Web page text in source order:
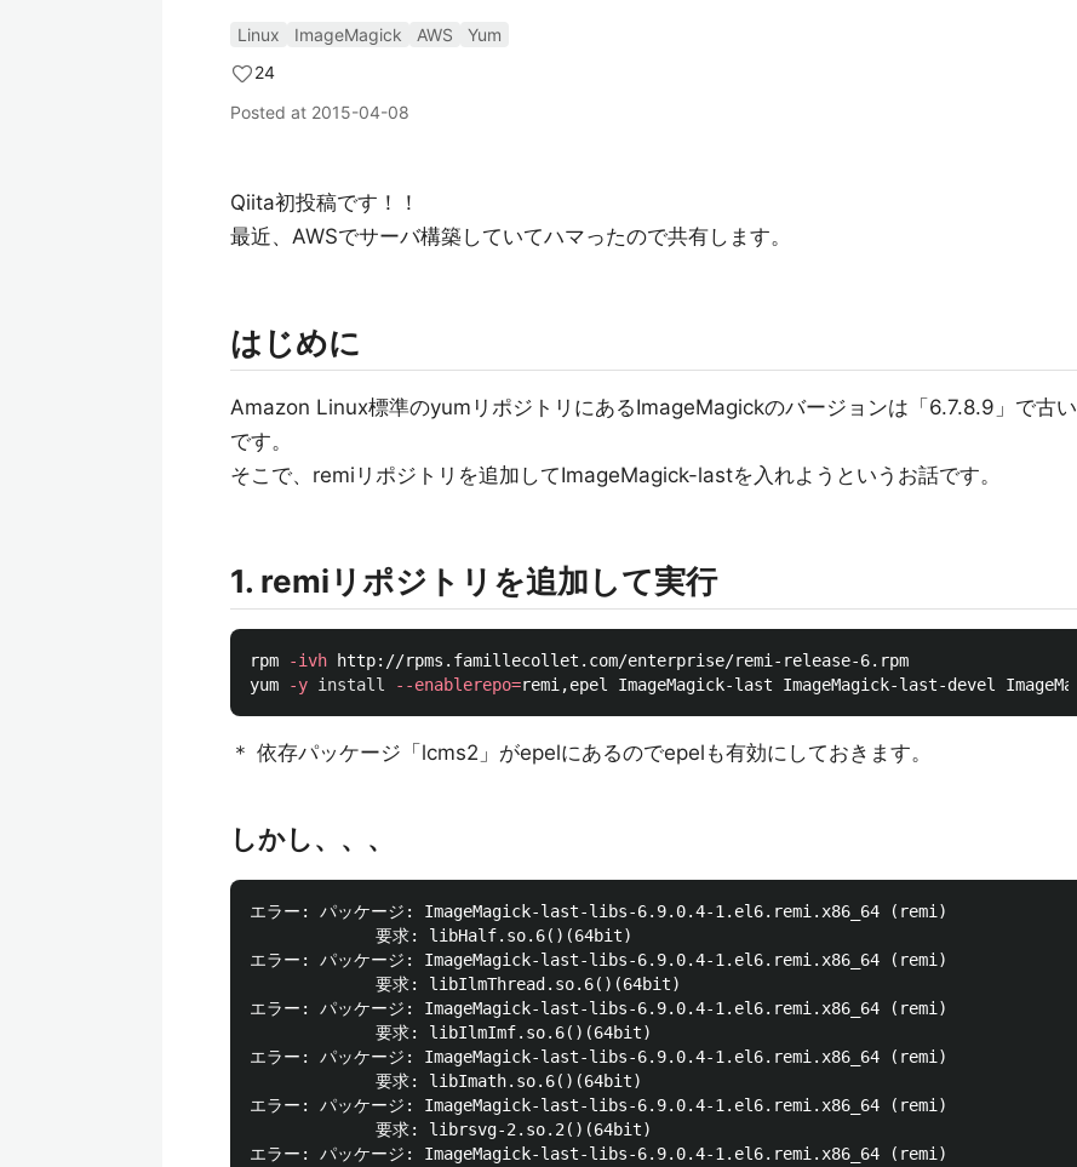
Linux ImageMagick AWS
Yum
24
Posted at 2015-04-08
Qiita初投稿です！！
最近、AWSでサーバ構築していてハマったので共有します。
はじめに
Amazon Linux標準のyumリポジトリにあるImageMagickのバージョンは「6.7.8.9」で古い
です。
そこで、remiリポジトリを追加してImageMagick-lastを入れようというお話です。
1. remiリポジトリを追加して実行
rpm -ivh http://rpms.famillecollet.com/enterprise/remi-release-6.rpm
yum
-y install --enablerepo=
＊ 依存パッケージ「lcms2」がepelにあるのでepelも有効にしておきます。
しかし、、、
エラー: パッケージ: ImageMagick-last-libs-6.9.0.4-1.el6.remi.x86_64 (remi)
             要求: libHalf.so.6()(64bit)
エラー: パッケージ: ImageMagick-last-libs-6.9.0.4-1.el6.remi.x86_64 (remi)
             要求: libIlmThread.so.6()(64bit)
エラー: パッケージ: ImageMagick-last-libs-6.9.0.4-1.el6.remi.x86_64 (remi)
             要求: libIlmImf.so.6()(64bit)
エラー: パッケージ: ImageMagick-last-libs-6.9.0.4-1.el6.remi.x86_64 (remi)
             要求: libImath.so.6()(64bit)
エラー: パッケージ: ImageMagick-last-libs-6.9.0.4-1.el6.remi.x86_64 (remi)
             要求: librsvg-2.so.2()(64bit)
エラー: パッケージ: ImageMagick-last-libs-6.9.0.4-1.el6.remi.x86_64 (remi)